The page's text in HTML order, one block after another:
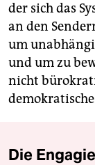
der sich das
an den
um
und um zu
nicht
Die